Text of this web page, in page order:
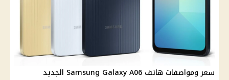
سعر ومواصفات هاتف Samsung Galaxy A06 الجديد